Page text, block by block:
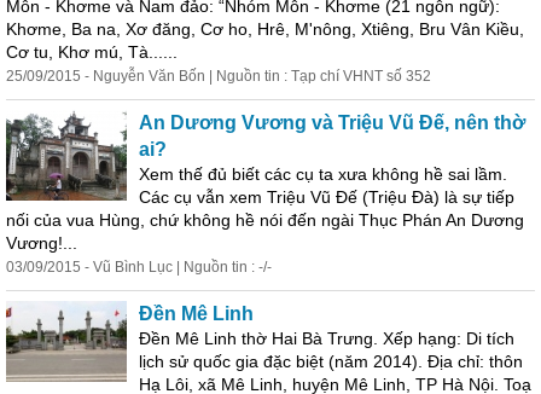
Môn - Khơme và Nam đảo: “Nhóm Môn - Khơme (21 ngôn ngữ):
Khơme, Ba na, Xơ đăng, Cơ ho, Hrê, M'nông, Xtiêng, Bru Vân Kiều,
Cơ tu, Khơ mú, Tà......
25/09/2015 - Nguyễn Văn Bốn | Nguồn tin : Tạp chí VHNT số 352
An Dương Vương và Triệu Vũ Đế, nên thờ
ai?
Xem thế đủ biết các cụ ta xưa không hề sai lầm.
Các cụ vẫn xem Triệu Vũ Đế (Triệu Đà) là sự tiếp
nối của vua Hùng, chứ không hề nói đến ngài Thục Phán An Dương
Vương!...
03/09/2015 - Vũ Bình Lục | Nguồn tin : -/-
Đền Mê Linh
Đền Mê Linh thờ Hai Bà Trưng. Xếp hạng: Di tích
lịch sử quốc gia đặc biệt (năm 2014). Địa chỉ: thôn
Hạ Lôi, xã Mê Linh , huyện Mê Linh , TP Hà Nội. Toạ